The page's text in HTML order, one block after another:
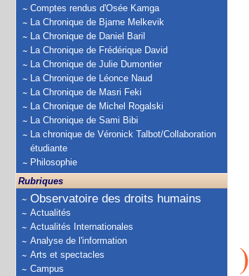
Comptes rendus d'Osée Kamga
La Chronique de Bjarne Melkevik
La Chronique de Daniel Baril
La Chronique de Frédérique David
La Chronique de Julie Dumontier
La Chronique de Léonce Naud
La Chronique de Masri Feki
La Chronique de Michel Rogalski
La Chronique de Sami Bibi
La chronique de Véronick Talbot/Collaboration
étudiante
Philosophie
Rubriques
Observatoire des droits humains
Actualités
Actualités Internationales
Analyse de l'information
Arts et spectacles
Campus